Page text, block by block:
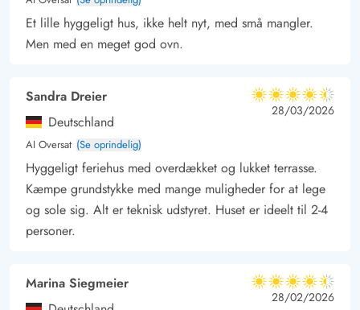
Et lille hyggeligt hus, ikke helt nyt, med små mangler.
Men med en meget god ovn.
Sandra Dreier
Deutschland
AI Oversat (Se oprindelig)
4.5 ud af 5
4.5 ud af 5
4.5 out of 5
28/03/2026
Hyggeligt feriehus med overdækket og lukket terrasse.
Kæmpe grundstykke med mange muligheder for at lege
og sole sig. Alt er teknisk udstyret. Huset er ideelt til 2-4
personer.
Marina Siegmeier
4.5 ud af 5
4.5 ud af 5
4.5 out of 5
28/02/2026